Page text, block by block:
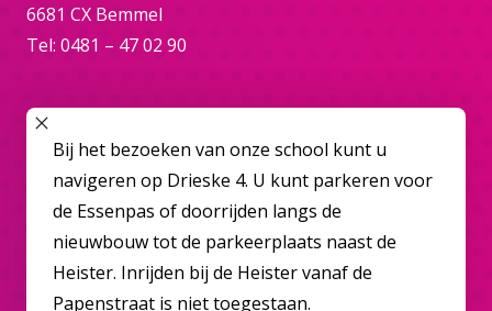
6681 CX Bemmel
Tel: 0481 – 47 02 90
Online
bemmel@overbetuwecollege.nl
SLUIT POPUP
Bij het bezoeken van onze school kunt u
navigeren op Drieske 4. U kunt parkeren voor
de Essenpas of doorrijden langs de
nieuwbouw tot de parkeerplaats naast de
Heister. Inrijden bij de Heister vanaf de
Papenstraat is niet toegestaan.